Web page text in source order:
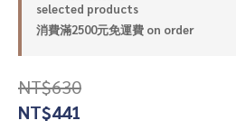
selected products
消費滿2500元免運費 on order
NT$630
NT$441